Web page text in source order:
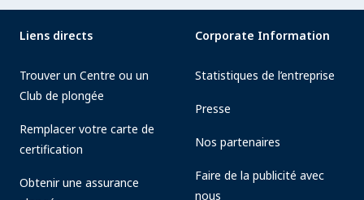
Liens directs
Trouver un Centre ou un
Club de plongée
Remplacer votre carte de
certification
Obtenir une assurance
Corporate Information
Statistiques de l’entreprise
Presse
Nos partenaires
Faire de la publicité avec
nous